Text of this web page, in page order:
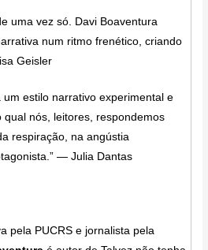
uma vez só. Davi Boaventura
num ritmo frenético, criando
Geisler
um estilo narrativo experimental e
qual nós, leitores, respondemos
respiração, na angústia
— Julia Dantas
pela PUCRS e jornalista pela